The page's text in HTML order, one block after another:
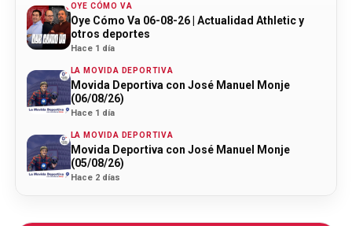
OYE CÓMO VA
Oye Cómo Va 06-08-26 | Actualidad Athletic y
otros deportes
Hace 1 día
LA MOVIDA DEPORTIVA
Movida Deportiva con José Manuel Monje
(06/08/26)
Hace 1 día
LA MOVIDA DEPORTIVA
Movida Deportiva con José Manuel Monje
(05/08/26)
Hace 2 días